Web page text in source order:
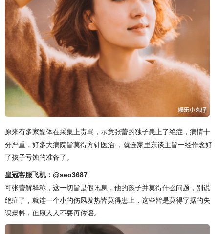
原来有多家媒体在采集上责骂，示意张蕾的独子患上了绝症，病情十
分严重，好多大病院皆莫得方针医治 ，就连家里东谈主皆一经作念好
了孩子亏蚀的准备了。
皇冠客服飞机：@seo3687
可张蕾解释称，这一切皆是假讯息，他的孩子并莫得什么问题，别说
绝症了，就连一个小的伤风发热皆莫得患上，这些皆是莫得字据的失
误爆料，但愿人人不要再传谣。